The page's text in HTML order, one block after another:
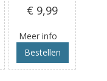
€ 9,99
Meer info
Bestellen